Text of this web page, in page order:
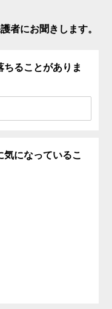
者にお聞きします。
ることがありま
になっているこ